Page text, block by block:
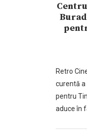
Retro
curentă
pentru
aduce în